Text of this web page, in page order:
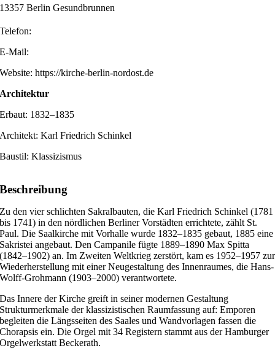
13357 Berlin Gesundbrunnen
Telefon:
E-Mail:
Website: https://kirche-berlin-nordost.de
Architektur
Erbaut: 1832–1835
Architekt: Karl Friedrich Schinkel
Baustil: Klassizismus
Beschreibung
Zu den vier schlichten Sakralbauten, die Karl Friedrich Schinkel (1781
bis 1741) in den nördlichen Berliner Vorstädten errichtete, zählt St.
Paul. Die Saalkirche mit Vorhalle wurde 1832–1835 gebaut, 1885 eine
Sakristei angebaut. Den Campanile fügte 1889–1890 Max Spitta
(1842–1902) an. Im Zweiten Weltkrieg zerstört, kam es 1952–1957 zur
Wiederherstellung mit einer Neugestaltung des Innenraumes, die Hans-
Wolff-Grohmann (1903–2000) verantwortete.
Das Innere der Kirche greift in seiner modernen Gestaltung
Strukturmerkmale der klassizistischen Raumfassung auf: Emporen
begleiten die Längsseiten des Saales und Wandvorlagen fassen die
Chorapsis ein. Die Orgel mit 34 Registern stammt aus der Hamburger
Orgelwerkstatt Beckerath.